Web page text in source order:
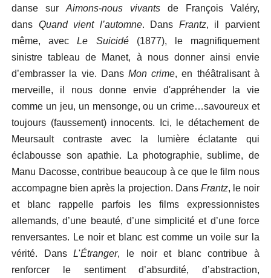
danse surAimons-nous vivants de François Valéry,
dans Quand vient l’automne. Dans Frantz, il parvient
même, avecLe Suicidé(1877), le magnifiquement
sinistre tableau de Manet, à nous donner ainsi envie
d’embrasser la vie. Dans Mon crime, en théâtralisant à
merveille, il nous donne envie d'appréhender la vie
comme un jeu, un mensonge, ou un crime…savoureux et
toujours (faussement) innocents. Ici, le détachement de
Meursault contraste avec la lumière éclatante qui
éclabousse son apathie. La photographie, sublime, de
Manu Dacosse, contribue beaucoup à ce que le film nous
accompagne bien après la projection. Dans Frantz, le noir
et blanc rappelle parfois les films expressionnistes
allemands, d’une beauté, d’une simplicité et d’une force
renversantes. Le noir et blanc est comme un voile sur la
vérité. DansL'Étranger, le noir et blanc contribue à
renforcer le sentiment d’absurdité, d’abstraction,